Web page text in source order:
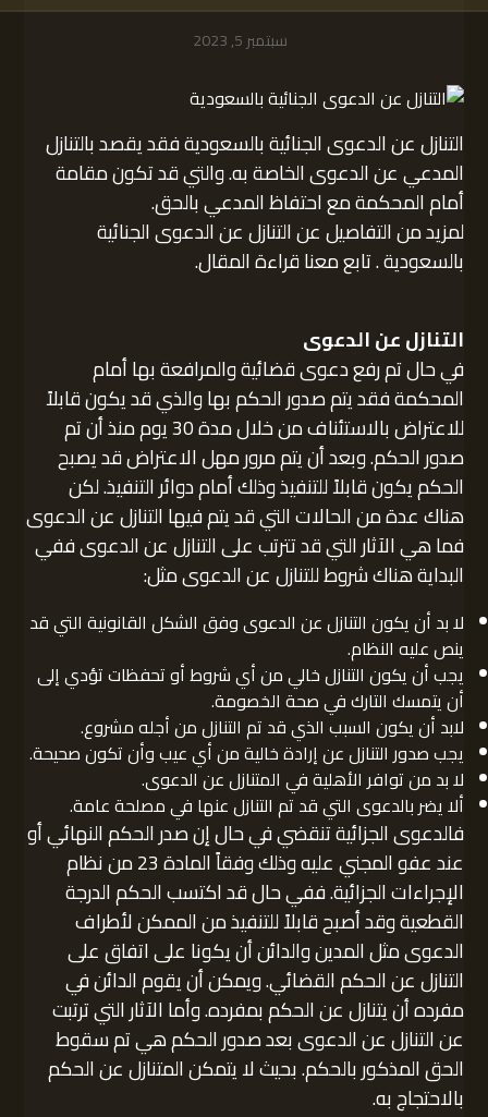
سبتمبر 5, 2023
التنازل عن الدعوى الجنائية بالسعودية فقد يقصد بالتنازل
المدعي عن الدعوى الخاصة به. والتي قد تكون مقامة
أمام المحكمة مع احتفاظ المدعي بالحق.
لمزيد من التفاصيل عن التنازل عن الدعوى الجنائية
بالسعودية . تابع معنا قراءة المقال.
التنازل عن الدعوى
في حال تم رفع دعوى قضائية والمرافعة بها أمام
المحكمة فقد يتم صدور الحكم بها والذي قد يكون قابلاً
للاعتراض بالاستئناف من خلال مدة 30 يوم منذ أن تم
صدور الحكم. وبعد أن يتم مرور مهل الاعتراض قد يصبح
الحكم يكون قابلاً للتنفيذ وذلك أمام دوائر التنفيذ. لكن
هناك عدة من الحالات التي قد يتم فيها التنازل عن الدعوى
فما هي الآثار التي قد تترتب على التنازل عن الدعوى ففي
البداية هناك شروط للتنازل عن الدعوى مثل:
لا بد أن يكون التنازل عن الدعوى وفق الشكل القانونية التي قد
ينص عليه النظام.
يجب أن يكون التنازل خالي من أي شروط أو تحفظات تؤدي إلى
أن يتمسك التارك في صحة الخصومة.
لابد أن يكون السبب الذي قد تم التنازل من أجله مشروع.
يجب صدور التنازل عن إرادة خالية من أي عيب وأن تكون صحيحة.
لا بد من توافر الأهلية في المتنازل عن الدعوى.
ألا يضر بالدعوى التي قد تم التنازل عنها في مصلحة عامة.
فالدعوى الجزائية تنقضي في حال إن صدر الحكم النهائي أو
عند عفو المجني عليه وذلك وفقاً المادة 23 من نظام
الإجراءات الجزائية. ففي حال قد اكتسب الحكم الدرجة
القطعية وقد أصبح قابلاً للتنفيذ من الممكن لأطراف
الدعوى مثل المدين والدائن أن يكونا على اتفاق على
التنازل عن الحكم القضائي. ويمكن أن يقوم الدائن في
مفرده أن يتنازل عن الحكم بمفرده. وأما الآثار التي ترتبت
عن التنازل عن الدعوى بعد صدور الحكم هي تم سقوط
الحق المذكور بالحكم. بحيث لا يتمكن المتنازل عن الحكم
بالاحتجاج به.